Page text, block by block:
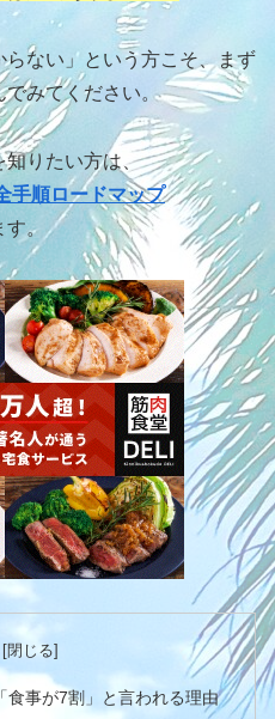
ない」という方こそ、まず
でみてください。
知りたい方は、
手順ロードマップ
。
食事が7割」と言われる理由